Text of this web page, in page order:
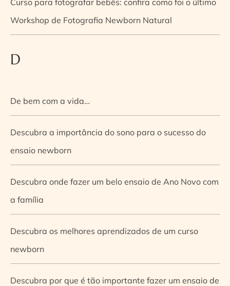
Workshop de Fotografia Newborn Natural
D
De bem com a vida…
Descubra a importância do sono para o sucesso do
ensaio newborn
Descubra onde fazer um belo ensaio de Ano Novo com
a família
Descubra os melhores aprendizados de um curso
newborn
Descubra por que é tão importante fazer um ensaio de